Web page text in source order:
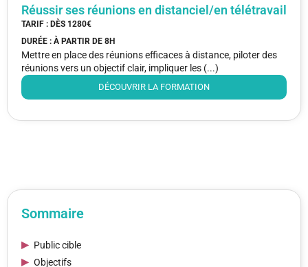
Réussir ses réunions en distanciel/en télétravail
TARIF : DÈS 1280€
DURÉE : À PARTIR DE 8H
Mettre en place des réunions efficaces à distance, piloter des
réunions vers un objectif clair, impliquer les (...)
DÉCOUVRIR LA FORMATION
Sommaire
Public cible
Objectifs